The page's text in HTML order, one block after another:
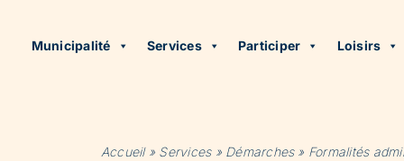
Municipalité Services Participer Loisirs
Accueil» Services» Démarches» Formalités